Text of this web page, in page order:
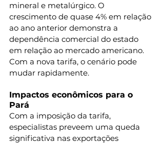
mineral e metalúrgico. O
crescimento de quase 4% em relação
ao ano anterior demonstra a
dependência comercial do estado
em relação ao mercado americano.
Com a nova tarifa, o cenário pode
mudar rapidamente.
Impactos econômicos para o
Pará
Com a imposição da tarifa,
especialistas preveem uma queda
significativa nas exportações